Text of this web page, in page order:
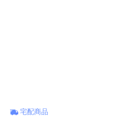
宅配商品